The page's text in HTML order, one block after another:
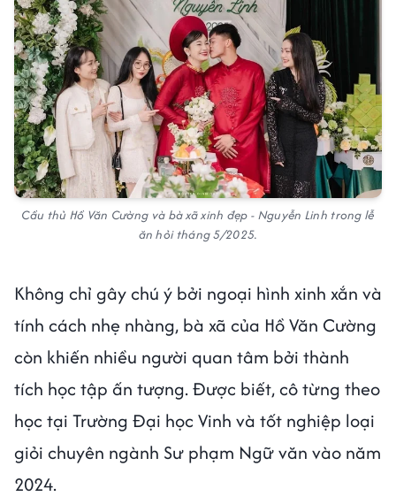
Cầu thủ Hồ Văn Cường và bà xã xinh đẹp - Nguyễn Linh trong lễ
ăn hỏi tháng 5/2025.
Không chỉ gây chú ý bởi ngoại hình xinh xắn và
tính cách nhẹ nhàng, bà xã của Hồ Văn Cường
còn khiến nhiều người quan tâm bởi thành
tích học tập ấn tượng. Được biết, cô từng theo
học tại Trường Đại học Vinh và tốt nghiệp loại
giỏi chuyên ngành Sư phạm Ngữ văn vào năm
2024.